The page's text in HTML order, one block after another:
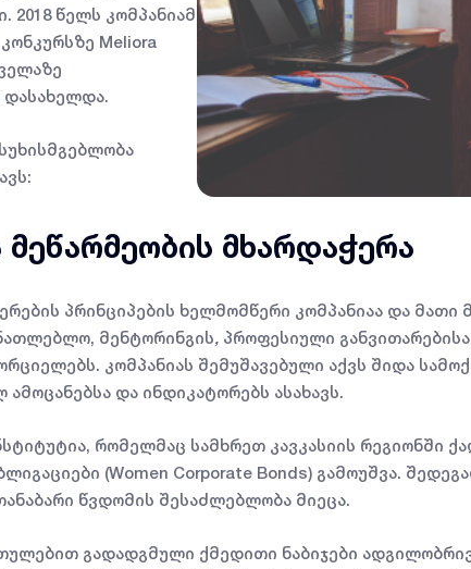
2018 წელს კომპანიამ
Meliora
დასახელდა.
მხარდაჭერა
პრინციპების ხელმომწერი კომპანიაა და მათი
მენტორინგის, პროფესიული
კომპანიას შემუშავებული აქვს შიდა
და ინდიკატორებს ასახავს.
რომელმაც სამხრეთ კავკასიის რეგიონში
(Women Corporate Bonds) გამოუშვა.
წვდომის შესაძლებლობა მიეცა.
გადადგმული ქმედითი ნაბიჯები